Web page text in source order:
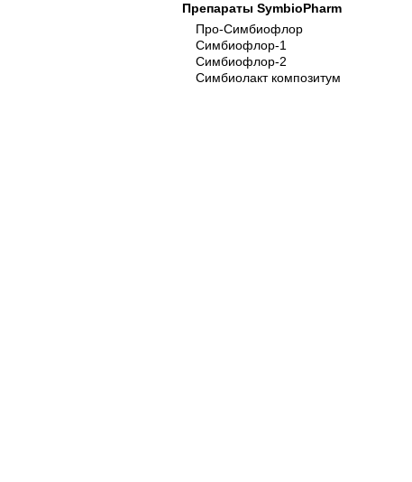
Препараты SymbioPharm
Про-Симбиофлор
Симбиофлор-1
Симбиофлор-2
Симбиолакт композитум